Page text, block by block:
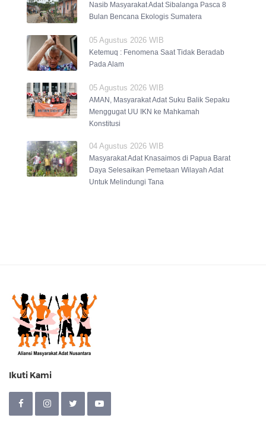
Nasib Masyarakat Adat Sibalanga Pasca 8
Bulan Bencana Ekologis Sumatera
05 Agustus 2026 WIB
Ketemuq : Fenomena Saat Tidak Beradab
Pada Alam
05 Agustus 2026 WIB
AMAN, Masyarakat Adat Suku Balik Sepaku
Menggugat UU IKN ke Mahkamah
Konstitusi
04 Agustus 2026 WIB
Masyarakat Adat Knasaimos di Papua Barat
Daya Selesaikan Pemetaan Wilayah Adat
Untuk Melindungi Tana
Ikuti Kami